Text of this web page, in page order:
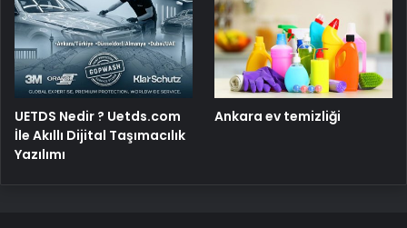
UETDS Nedir ? Uetds.com
İle Akıllı Dijital Taşımacılık
Yazılımı
Ankara ev temizliği